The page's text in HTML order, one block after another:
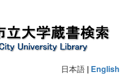
日本語 | English